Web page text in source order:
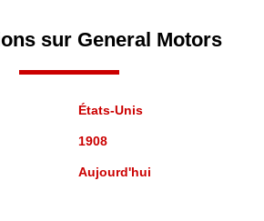
sur General Motors
États-Unis
1908
Aujourd'hui